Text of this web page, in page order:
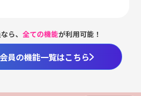
ら、全ての機能が利用可能！
員の機能一覧はこちら